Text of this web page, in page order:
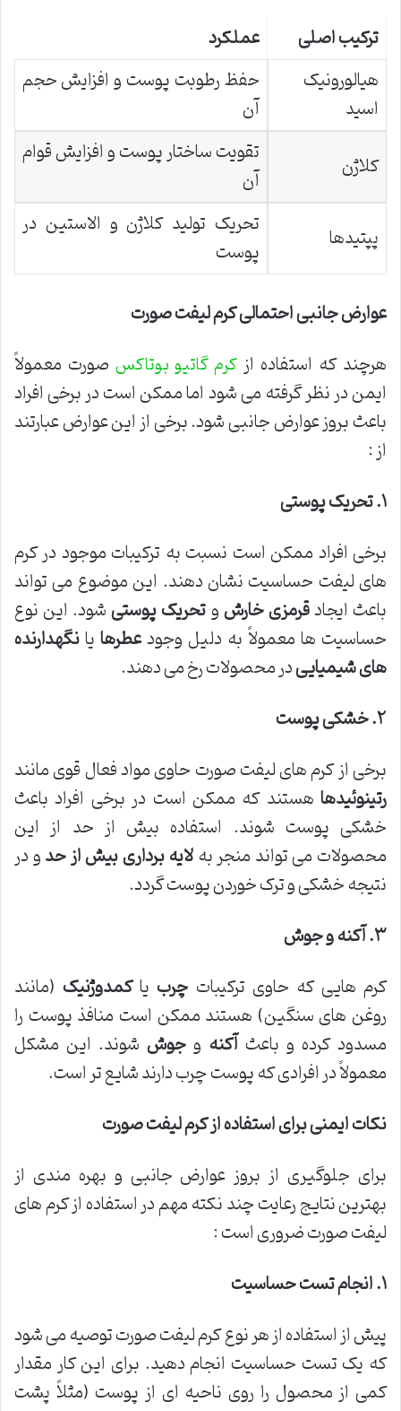
ترکیب اصلی
عملکرد
هیالورونیک
اسید
حفظ رطوبت پوست و افزایش حجم
آن
کلاژن
تقویت ساختار پوست و افزایش قوام
آن
پپتیدها
تحریک تولید کلاژن و الاستین در
پوست
عوارض جانبی احتمالی کرم لیفت صورت
هرچند که استفاده ازکرم گاتیو بوتاکس صورت معمولاً
ایمن در نظر گرفته می شود اما ممکن است در برخی افراد
باعث بروز عوارض جانبی شود. برخی از این عوارض عبارتند
از :
۱.تحریک پوستی
برخی افراد ممکن است نسبت به ترکیبات موجود در کرم
های لیفت حساسیت نشان دهند. این موضوع می تواند
باعث ایجادقرمزیخارشوتحریک پوستیشود. این نوع
حساسیت ها معمولاً به دلیل وجودعطرهایانگهدارنده
های شیمیاییدر محصولات رخ می دهند.
۲.خشکی پوست
برخی از کرم های لیفت صورت حاوی مواد فعال قوی مانند
رتینوئیدها هستند که ممکن است در برخی افراد باعث
خشکی پوست شوند. استفاده بیش از حد از این
محصولات می تواند منجر بهلایه برداری بیش از حدو در
نتیجه خشکی و ترک خوردن پوست گردد.
۳.آکنه و جوش
کرم هایی که حاوی ترکیبات چرب یاکمدوژنیک (مانند
روغن های سنگین) هستند ممکن است منافذ پوست را
مسدود کرده و باعثآکنه و جوش شوند. این مشکل
معمولاً در افرادی که پوست چرب دارند شایع تر است.
نکات ایمنی برای استفاده از کرم لیفت صورت
برای جلوگیری از بروز عوارض جانبی و بهره مندی از
بهترین نتایج رعایت چند نکته مهم در استفاده از کرم های
لیفت صورت ضروری است :
۱.انجام تست حساسیت
پیش از استفاده از هر نوع کرم لیفت صورت توصیه می شود
که یک تست حساسیت انجام دهید. برای این کار مقدار
کمی از محصول را روی ناحیه ای از پوست (مثلاً پشت